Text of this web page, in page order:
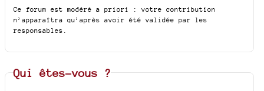
Ce forum est modéré a priori : votre contribution
n’apparaîtra qu’après avoir été validée par les
responsables.
Qui êtes-vous ?